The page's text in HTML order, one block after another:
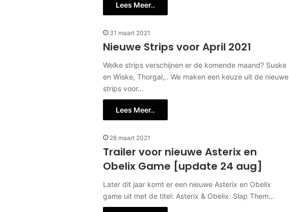
Lees Meer..
31 maart 2021
Nieuwe Strips voor April 2021
Welke strips verschijnen er de komende maand? Suske
en Wiske, Thorgal,.. We maken een keuze uit de nieuwe
strips voor…
Lees Meer..
28 maart 2021
Trailer voor nieuwe Asterix en
Obelix Game [update 24 aug]
Later dit jaar komt er een nieuwe Asterix en Obelix
game uit met de titel: Asterix & Obelix: Slap Them…